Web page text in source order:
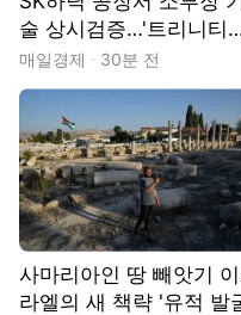
술 상시검증…'트리니티
내년 완공
매일경제 30분 전
사마리아인 땅 빼앗기
라엘의 새 책략 '유적 발